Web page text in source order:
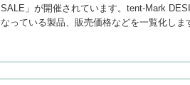
SALE」が開催されています。tent-Mark
なっている製品、販売価格などを一覧化しま